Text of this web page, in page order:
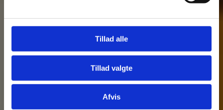
Tillad alle
Tillad valgte
Afvis